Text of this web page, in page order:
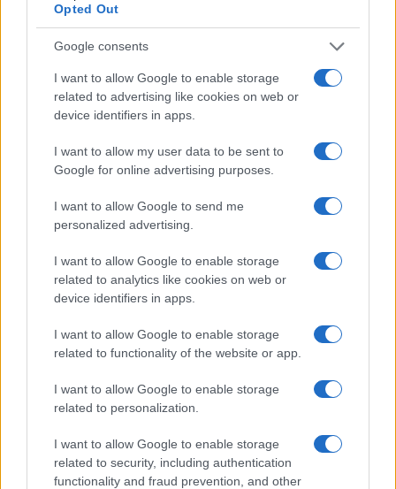
Opted Out
Google consents
I want to allow Google to enable storage
related to advertising like cookies on web or
device identifiers in apps.
I want to allow my user data to be sent to
Google for online advertising purposes.
I want to allow Google to send me
personalized advertising.
I want to allow Google to enable storage
related to analytics like cookies on web or
device identifiers in apps.
I want to allow Google to enable storage
related to functionality of the website or app.
I want to allow Google to enable storage
related to personalization.
I want to allow Google to enable storage
related to security, including authentication
functionality and fraud prevention, and other
AUTOR
Diego Herrera
Diego Herrera es redactor de viajes de
aventura y aire libre. Ex guía de montaña, lee
los pronosticos para acertar la semana de